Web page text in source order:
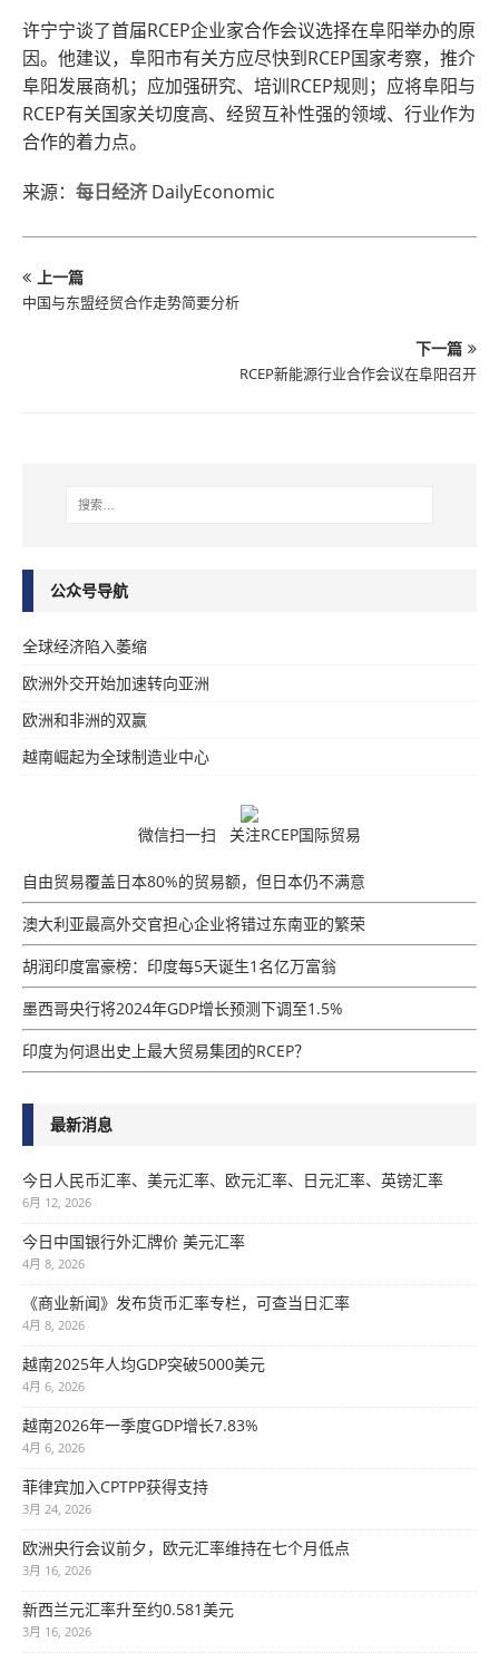
许宁宁谈了首届RCEP企业家合作会议选择在阜阳举办的原
因。他建议，阜阳市有关方应尽快到RCEP国家考察，推介
阜阳发展商机；应加强研究、培训RCEP规则；应将阜阳与
RCEP有关国家关切度高、经贸互补性强的领域、行业作为
合作的着力点。
来源： 每日经济DailyEconomic
上一篇
中国与东盟经贸合作走势简要分析
下一篇
RCEP新能源行业合作会议在阜阳召开
公众号导航
全球经济陷入萎缩
欧洲外交开始加速转向亚洲
欧洲和非洲的双赢
越南崛起为全球制造业中心
微信扫一扫 关注RCEP国际贸易
自由贸易覆盖日本80%的贸易额，但日本仍不满意
澳大利亚最高外交官担心企业将错过东南亚的繁荣
胡润印度富豪榜：印度每5天诞生1名亿万富翁
墨西哥央行将2024年GDP增​​长预测下调至1.5%
印度为何退出史上最大贸易集团的RCEP？
最新消息
今日人民币汇率、美元汇率、欧元汇率、日元汇率、英镑汇率
6月 12, 2026
今日中国银行外汇牌价 美元汇率
4月 8, 2026
《商业新闻》发布货币汇率专栏，可查当日汇率
4月 8, 2026
越南2025年人均GDP突破5000美元
4月 6, 2026
越南2026年一季度GDP增长7.83%
4月 6, 2026
菲律宾加入CPTPP获得支持
3月 24, 2026
欧洲央行会议前夕，欧元汇率维持在七个月低点
3月 16, 2026
新西兰元汇率升至约0.581美元
3月 16, 2026